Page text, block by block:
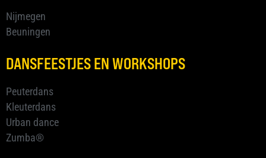
Nijmegen
Beuningen
DANSFEESTJES EN WORKSHOPS
Peuterdans
Kleuterdans
Urban dance
Zumba®